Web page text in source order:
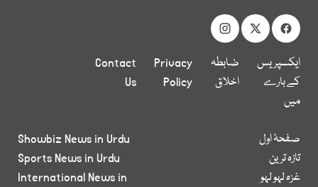
ایکسپریس
کے بارے
میں
ضابطہ
اخلاق
Privacy
Policy
Contact
Us
صفحۂ اول
تازہ ترین
غزہ لہو لہو
Showbiz News in Urdu
Sports News in Urdu
International News in